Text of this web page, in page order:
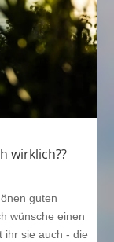
wirklich??
guten
wünsche einen
ihr sie auch - die